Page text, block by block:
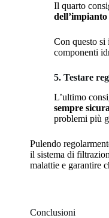
Il quarto
Con questo si
componenti
5. Testare
L’ultimo
sempre
problemi più
Pulendo
il sistema di
malattie e garantire
Conclusioni